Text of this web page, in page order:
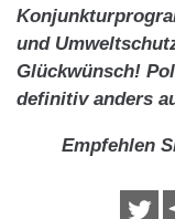
und
Glückwünsch!
definitiv anders
Empfehlen